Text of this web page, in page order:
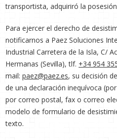
transportista, adquiriró la
Para ejercer el derecho de
notificarnos a Paez Soluciones
Industrial Carretera de la Isla, C/
Hermanas (Sevilla), tlf. +34 954
mail:paez@paez.es, su decisión
de una declaración inequívoca
por correo postal, fax o correo
modelo de formulario de
texto.